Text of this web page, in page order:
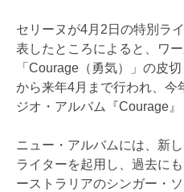
セリーヌが4月2日の特別ラ
表したところによると、ワ
「Courage（勇気）」の皮
から来年4月まで行われ、今
ジオ・アルバム『Courage
ニュー・アルバムには、新
ライターを起用し、過去に
ーストラリアのシンガー・